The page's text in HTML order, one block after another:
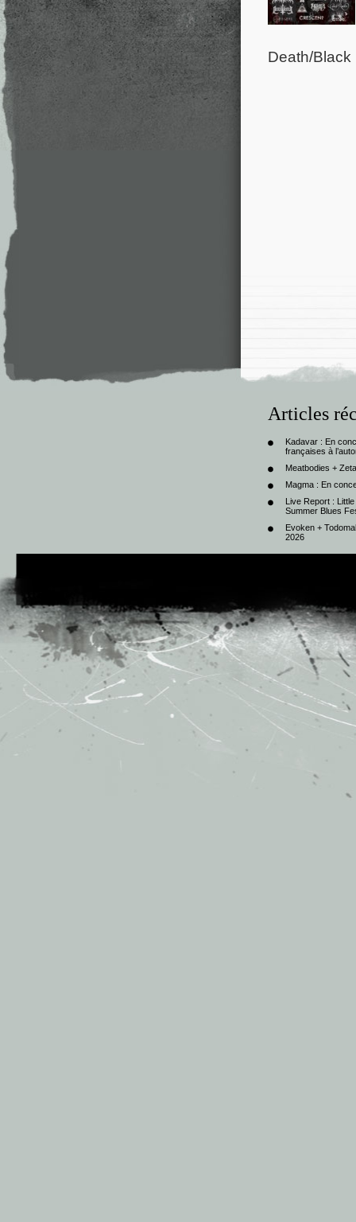
Death/
Articles
Kadavar : En
françaises à
Meatbodies +
Magma : En
Live Report :
Summer Blues
Evoken +
2026